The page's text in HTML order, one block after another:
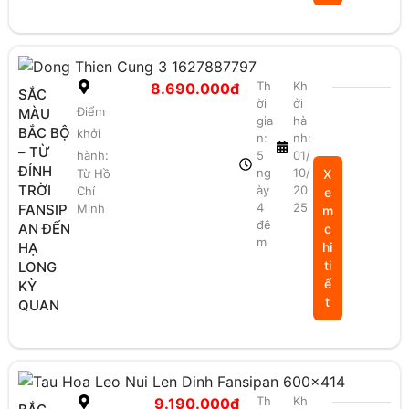
SẮC
MÀU
BẮC BỘ
– TỪ
ĐỈNH
TRỜI
FANSIP
AN ĐẾN
HẠ
LONG
KỲ
QUAN
Điểm
khởi
hành:
Từ Hồ
Chí
Minh
8.690.000đ
Th
ời
gia
n:
5
ng
ày
4
đê
m
Kh
ởi
hà
nh:
01/
10/
20
25
X
e
m
c
hi
ti
ế
t
9.190.000đ Th Kh